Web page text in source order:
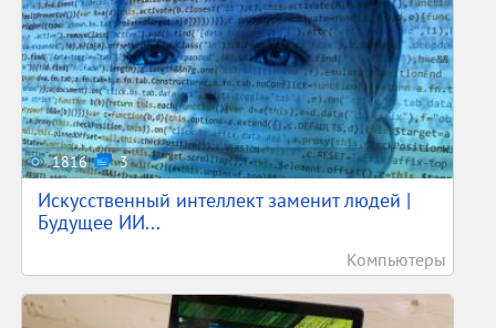
1816 3
Искусственный интеллект заменит людей |
Будущее ИИ...
Компьютеры